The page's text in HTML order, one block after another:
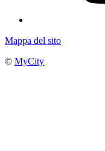
Mappa del sito
© MyCity